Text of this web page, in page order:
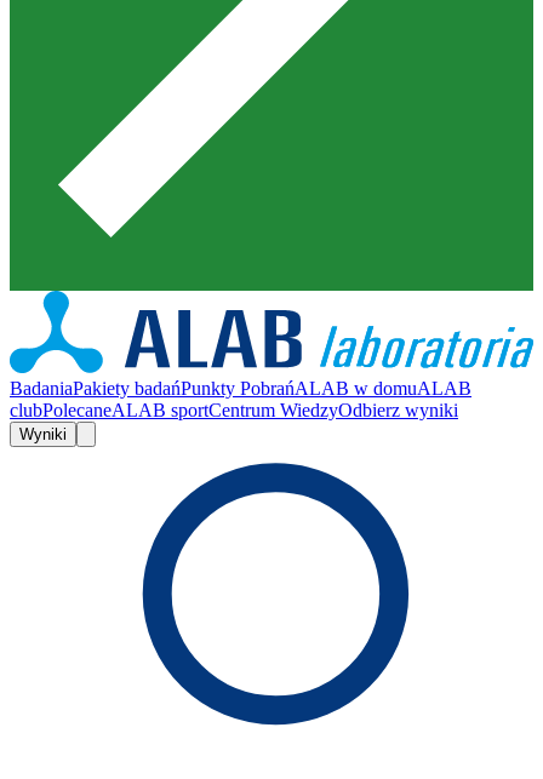
BadaniaPakiety badańPunkty PobrańALAB w domuALAB
clubPolecaneALAB sportCentrum WiedzyOdbierz wyniki
Wyniki